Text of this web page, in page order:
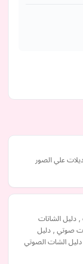
علي الصور
دليل الشاتات
صوتي , دليل
دليل الشات الصوتي